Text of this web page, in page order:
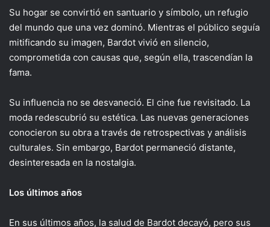
Su hogar se convirtió en santuario y símbolo, un refugio
del mundo que una vez dominó. Mientras el público seguía
mitificando su imagen, Bardot vivió en silencio,
comprometida con causas que, según ella, trascendían la
fama.
Su influencia no se desvaneció. El cine fue revisitado. La
moda redescubrió su estética. Las nuevas generaciones
conocieron su obra a través de retrospectivas y análisis
culturales. Sin embargo, Bardot permaneció distante,
desinteresada en la nostalgia.
Los últimos años
En sus últimos años, la salud de Bardot decayó, pero sus